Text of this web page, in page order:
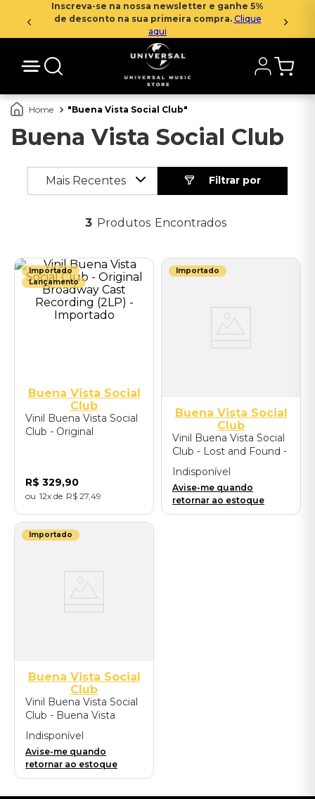
Inscreva-se na nossa newsletter e ganhe 5%
de desconto na sua primeira compra. Clique
aqui
Buena Vista Social Club
Buena Vista Social Club
Mais Recentes
3 Produtos
Importado
Lançamento
Buena Vista Social
Club
Vinil Buena Vista Social
Club - Original
R$ 329,90
12 R$ 27 49
Importado
Buena Vista Social
Club
Vinil Buena Vista Social
Club - Lost and Found -
Importado
Indisponível
Avise-me quando
retornar ao estoque
Importado
Buena Vista Social
Club
Vinil Buena Vista Social
Club - Buena Vista
Social Club at Carnegie
Hall (Live/2LP) -
Importado
Indisponível
Avise-me quando
retornar ao estoque